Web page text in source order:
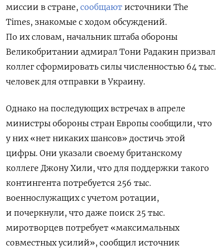
миссии в стране, сообщают источники The
Times, знакомые с ходом обсуждений.
По их словам, начальник штаба обороны
Великобритании адмирал Тони Радакин призвал
коллег сформировать силы численностью 64 тыс.
человек для отправки в Украину.
Однако на последующих встречах в апреле
министры обороны стран Европы сообщили, что
у них «нет никаких шансов» достичь этой
цифры. Они указали своему британскому
коллеге Джону Хили, что для поддержки такого
контингента потребуется 256 тыс.
военнослужащих с учетом ротации,
и почеркнули, что даже поиск 25 тыс.
миротворцев потребует «максимальных
совместных усилий», сообщил источник